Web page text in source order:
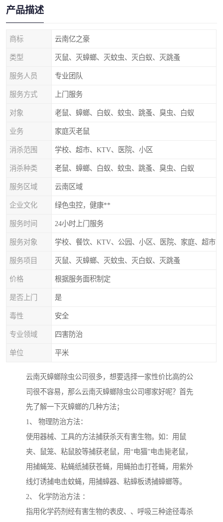
产品描述
商标 云南亿之豪
类型 灭鼠、灭蟑螂、灭蚊虫、灭白蚁、灭跳蚤
服务人员 专业团队
服务方式 上门服务
对象 老鼠、蟑螂、白蚁、蚊虫、跳蚤、臭虫、白蚁
业务 家庭灭老鼠
消杀范围 学校、超市、KTV、医院、小区
消杀种类 老鼠、蟑螂、白蚁、蚊虫、跳蚤、臭虫、白蚁
服务区域 云南区域
企业文化 绿色虫控，健康**
服务时间 24小时上门服务
服务对象 学校、餐饮、KTV、公园、小区、医院、家庭、超市
服务项目 灭鼠、灭蟑螂、灭蚊虫、灭白蚁、灭跳蚤
价格 根据服务面积制定
是否上门 是
毒性 安全
专业领域 四害防治
单位 平米
云南灭蟑螂除虫公司很多，想要选择一家性价比高的公
司很不容易，那么云南灭蟑螂除虫公司哪家好呢？首先
先了解一下灭蟑螂的几种方法；
1、 物理防治方法：
使用器械、工具的方法捕获杀灭有害生物。如：用鼠
夹、鼠笼、粘鼠胶等捕获老鼠，用“电猫”电击毙老鼠，
用捕蝇笼、粘蝇纸捕获苍蝇，用蝇拍击打苍蝇，用紫外
线灯诱捕电击蚊蝇，用捕蟑器、粘蟑板诱捕蟑螂等。
2、 化学防治方法 ：
指用化学药剂经有害生物的表皮、、呼吸三种途径毒杀